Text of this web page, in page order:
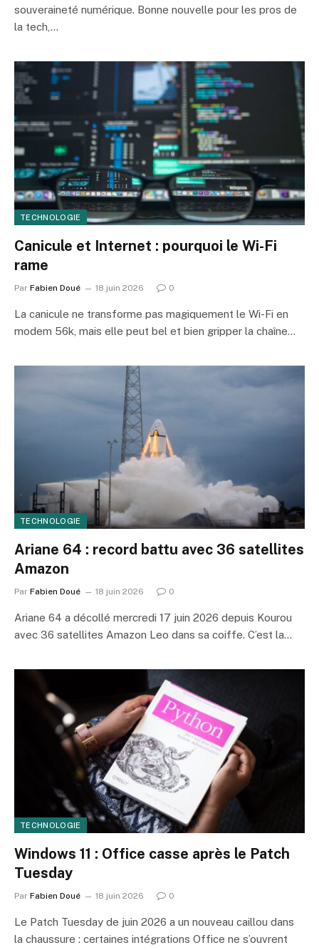
souveraineté numérique. Bonne nouvelle pour les pros de
la tech,…
TECHNOLOGIE
Canicule et Internet : pourquoi le Wi-Fi
rame
Par Fabien Doué 18 juin 2026 0
La canicule ne transforme pas magiquement le Wi-Fi en
modem 56k, mais elle peut bel et bien gripper la chaîne…
TECHNOLOGIE
Ariane 64 : record battu avec 36 satellites
Amazon
Par Fabien Doué 18 juin 2026 0
Ariane 64 a décollé mercredi 17 juin 2026 depuis Kourou
avec 36 satellites Amazon Leo dans sa coiffe. C’est la…
TECHNOLOGIE
Windows 11 : Office casse après le Patch
Tuesday
Par Fabien Doué 18 juin 2026 0
Le Patch Tuesday de juin 2026 a un nouveau caillou dans
la chaussure : certaines intégrations Office ne s’ouvrent